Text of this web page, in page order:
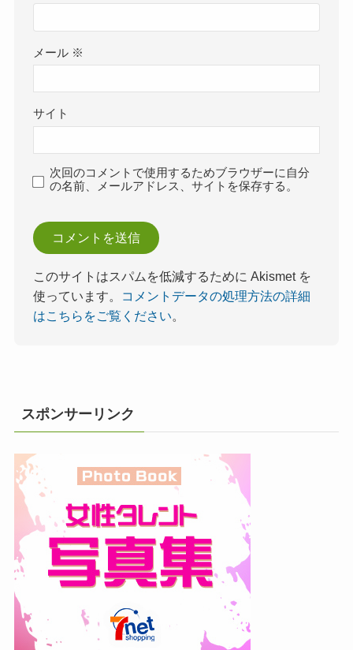
メール ※
サイト
次回のコメントで使用するためブラウザーに自分
の名前、メールアドレス、サイトを保存する。
このサイトはスパムを低減するために Akismet を
使っています。
コメントデータの処理方法の詳細
はこちらをご覧ください。
スポンサーリンク